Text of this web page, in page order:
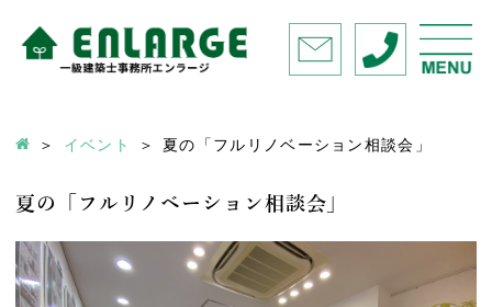
イベント 夏の「フルリノベーション相談会」
夏の「フルリノベーション相談会」